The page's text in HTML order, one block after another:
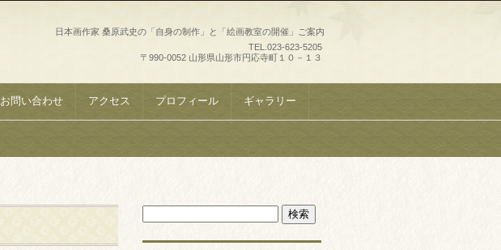
日本画作家 桑原武史の「自身の制作」と「絵画教室の開催」ご案内
TEL. 023-623-5205
〒990-0052 山形県山形市円応寺町１０－１３
お問い合わせ アクセス プロフィール ギャラリー